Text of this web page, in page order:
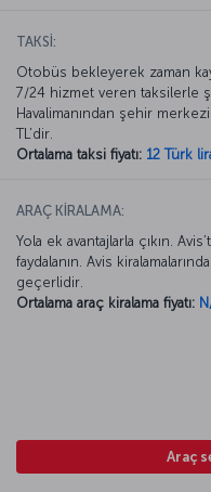
TAKSİ:
Otobüs bekleyerek zaman
7/24 hizmet veren taksilerle
Havalimanından şehir
TL’dir.
Ortalama taksi fiyatı: 12 Türk
ARAÇ KİRALAMA:
Yola ek avantajlarla çıkın.
faydalanın. Avis
geçerlidir.
Ortalama araç kiralama fiyatı:
Araç